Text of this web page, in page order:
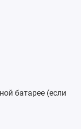
батарее (если